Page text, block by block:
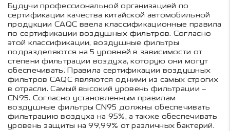
Будучи профессиональной организацией по
сертификации качества китайской автомобильной
продукции CAQC ввела классификационные правила
по сертификации воздушных фильтров. Согласно
этой классификации, воздушные фильтры
подразделяются на 5 уровней в зависимости от
степени фильтрации воздуха, которую они могут
обеспечивать. Правила сертификации воздушных
фильтров CAQC являются одними из самых строгих
в отрасли. Самый высокий уровень фильтрации –
CN95. Согласно установленным правилам
воздушные фильтры CN95 должны обеспечивать
фильтрацию воздуха на 95%, а также обеспечивать
уровень защиты на 99,99% от различных бактерий.